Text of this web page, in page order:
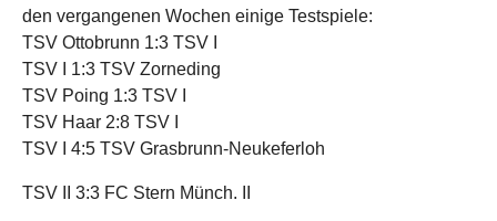
den vergangenen Wochen einige Testspiele:
TSV Ottobrunn 1:3 TSV I
TSV I 1:3 TSV Zorneding
TSV Poing 1:3 TSV I
TSV Haar 2:8 TSV I
TSV I 4:5 TSV Grasbrunn-Neukeferloh
TSV II 3:3 FC Stern Münch. II